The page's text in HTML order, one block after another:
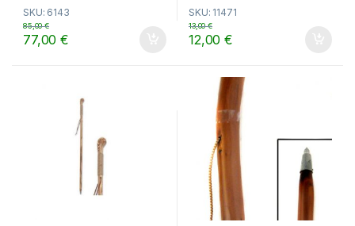
u
t
o
f
SKU: 6143
77,00€
85,00€
u
t
o
f
SKU: 11471
12,00€
13,00€